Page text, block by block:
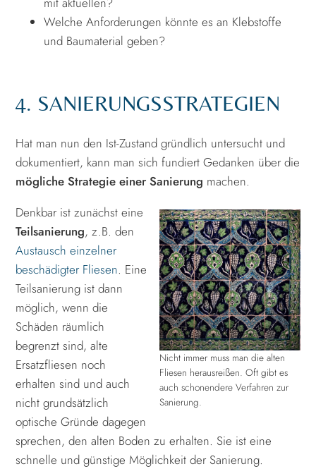
Welche Anforderungen könnte es an Klebstoffe
und Baumaterial geben?
4. SANIERUNGSSTRATEGIEN
Hat man nun den Ist-Zustand gründlich untersucht und
dokumentiert, kann man sich fundiert Gedanken über die
mögliche Strategie einer Sanierung machen.
Nicht immer muss man die alten
Fliesen herausreißen. Oft gibt es
auch schonendere Verfahren zur
Sanierung.
Denkbar ist zunächst eine
Teilsanierung, z.B. den
Austausch einzelner
beschädigter Fliesen. Eine
Teilsanierung ist dann
möglich, wenn die
Schäden räumlich
begrenzt sind, alte
Ersatzfliesen noch
erhalten sind und auch
nicht grundsätzlich
optische Gründe dagegen
sprechen, den alten Boden zu erhalten. Sie ist eine
schnelle und günstige Möglichkeit der Sanierung.